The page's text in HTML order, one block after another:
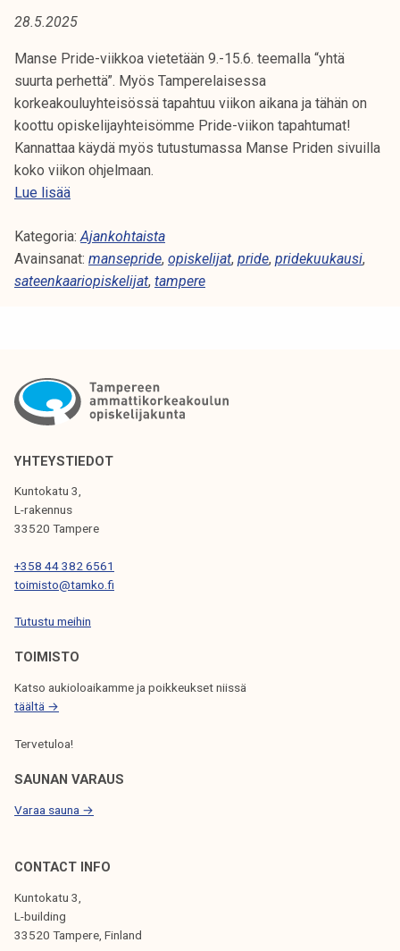
a
:
m
i
t
ä
P
r
d
e
-
o
l
a
a
p
h
t
u
?
28.5.2025
Manse Pride-viikkoa vietetään 9.-15.6. teemalla “yhtä
suurta perhettä”. Myös Tamperelaisessa
korkeakouluyhteisössä tapahtuu viikon aikana ja tähän on
koottu opiskelijayhteisömme Pride-viikon tapahtumat!
Kannattaa käydä myös tutustumassa Manse Priden sivuilla
koko viikon ohjelmaan.
Lue lisääO
i
s
k
a
t
a
a
n
e
P
r
d
e
i
t
P
i
e
Kategoria: Ajankohtaista
Avainsanat: mansepride, opiskelijat, pride, pridekuukausi,
sateenkaariopiskelijat, tampere
YHTEYSTIEDOT
Kuntokatu 3,
L-rakennus
33520 Tampere
+358 44 382 6561
toimisto@tamko.fi
Tutustu meihin
TOIMISTO
Katso aukioloaikamme ja poikkeukset niissä
täältä →
Tervetuloa!
SAUNAN VARAUS
Varaa sauna →
CONTACT INFO
Kuntokatu 3,
L-building
33520 Tampere, Finland